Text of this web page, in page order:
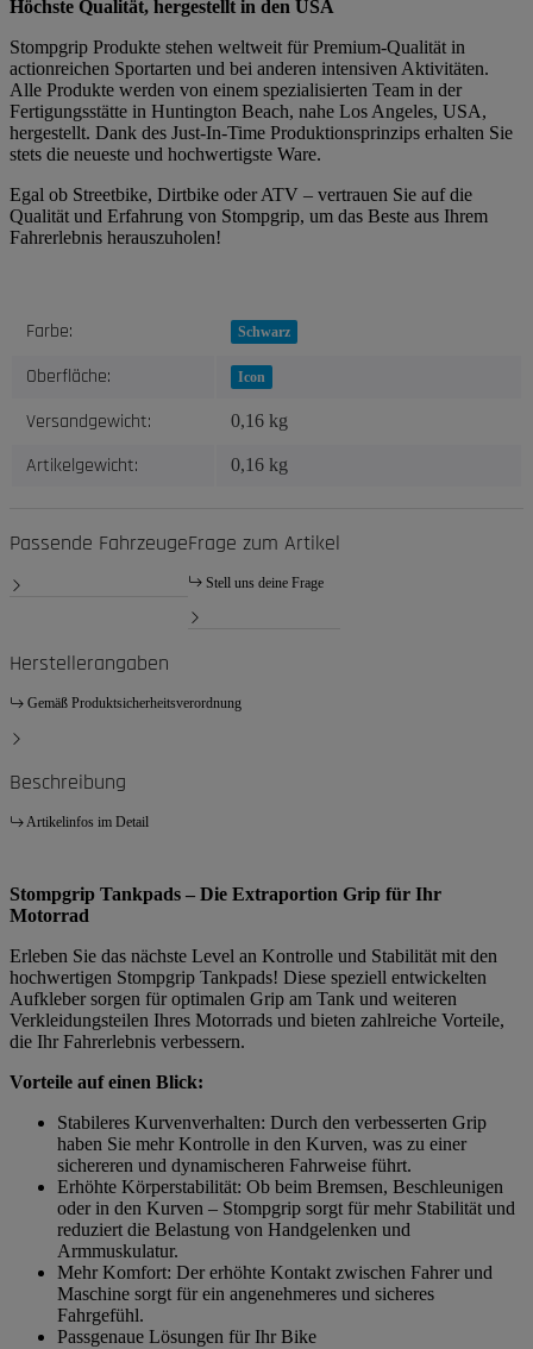
Höchste Qualität, hergestellt in den USA
Stompgrip Produkte stehen weltweit für Premium-Qualität in
actionreichen Sportarten und bei anderen intensiven Aktivitäten.
Alle Produkte werden von einem spezialisierten Team in der
Fertigungsstätte in Huntington Beach, nahe Los Angeles, USA,
hergestellt. Dank des Just-In-Time Produktionsprinzips erhalten Sie
stets die neueste und hochwertigste Ware.
Egal ob Streetbike, Dirtbike oder ATV – vertrauen Sie auf die
Qualität und Erfahrung von Stompgrip, um das Beste aus Ihrem
Fahrerlebnis herauszuholen!
Produkteigenschaft
Wert
Farbe: Schwarz
Oberfläche: Icon
Versandgewicht: 0,16 kg
Artikelgewicht: 0,16 kg
Passende FahrzeugeFrage zum Artikel
Stell uns deine Frage
Herstellerangaben
Gemäß Produktsicherheitsverordnung
Beschreibung
Artikelinfos im Detail
Stompgrip Tankpads – Die Extraportion Grip für Ihr
Motorrad
Erleben Sie das nächste Level an Kontrolle und Stabilität mit den
hochwertigen Stompgrip Tankpads! Diese speziell entwickelten
Aufkleber sorgen für optimalen Grip am Tank und weiteren
Verkleidungsteilen Ihres Motorrads und bieten zahlreiche Vorteile,
die Ihr Fahrerlebnis verbessern.
Vorteile auf einen Blick:
Stabileres Kurvenverhalten: Durch den verbesserten Grip
haben Sie mehr Kontrolle in den Kurven, was zu einer
sichereren und dynamischeren Fahrweise führt.
Erhöhte Körperstabilität: Ob beim Bremsen, Beschleunigen
oder in den Kurven – Stompgrip sorgt für mehr Stabilität und
reduziert die Belastung von Handgelenken und
Armmuskulatur.
Mehr Komfort: Der erhöhte Kontakt zwischen Fahrer und
Maschine sorgt für ein angenehmeres und sicheres
Fahrgefühl.
Passgenaue Lösungen für Ihr Bike